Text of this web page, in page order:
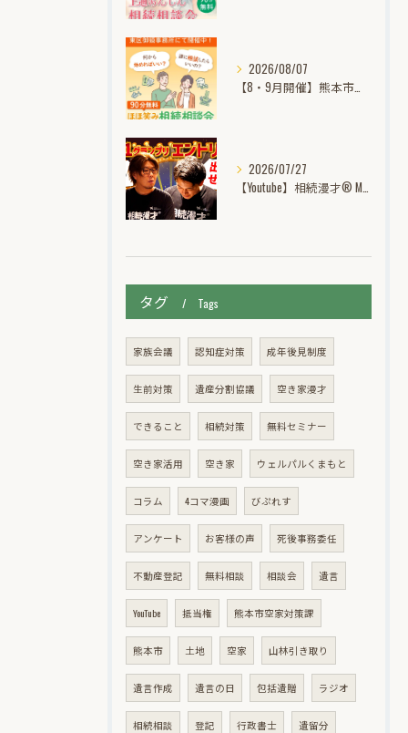
2026/08/07
【8・9月開催】熊本市東区御領｜ほほ笑み相続個別無料相談会
2026/07/27
【Youtube】相続漫才® M-1グランプリ挑戦記動画公開中！
タグ Tags
家族会議 認知症対策 成年後見制度
生前対策 遺産分割協議 空き家漫才
できること 相続対策 無料セミナー
空き家活用 空き家 ウェルパルくまもと
コラム 4コマ漫画 びぷれす
アンケート お客様の声 死後事務委任
不動産登記 無料相談 相談会 遺言
YouTube 抵当権 熊本市空家対策課
熊本市 土地 空家 山林引き取り
遺言作成 遺言の日 包括遺贈 ラジオ
相続相談 登記 行政書士 遺留分